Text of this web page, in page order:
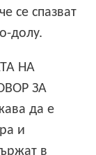
се спазват
долу.
НА
ЗА
да е
и
в